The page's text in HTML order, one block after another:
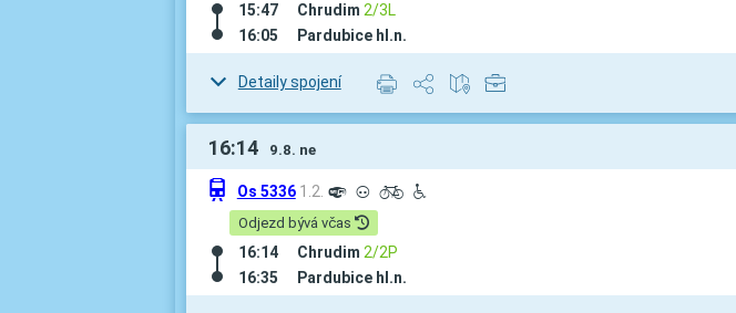
15:47 Chrudim 2/3L
16:05
Pardubice hl.n.
Detaily spojení
16:14 9.8. ne
û Os 5336 1.2. º ³ L H
Odjezd bývá včas
16:14 Chrudim 2/2P
16:35
Pardubice hl.n.